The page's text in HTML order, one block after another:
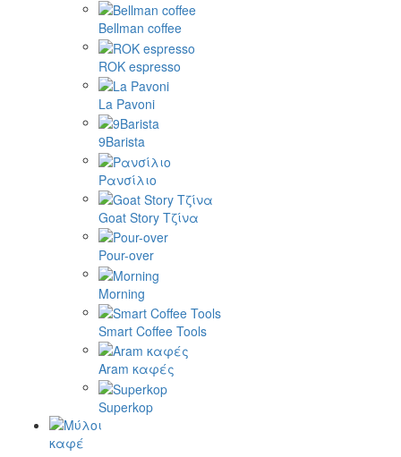
Bellman coffee
ROK espresso
La Pavoni
9Barista
Ρανσίλιο
Goat Story Τζίνα
Pour-over
Morning
Smart Coffee Tools
Aram καφές
Superkop